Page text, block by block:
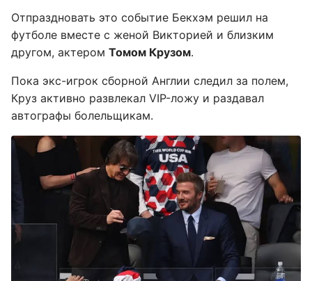
Отпраздновать это событие Бекхэм решил на
футболе вместе с женой Викторией и близким
другом, актером Томом Крузом.
Пока экс-игрок сборной Англии следил за полем,
Круз активно развлекал VIP-ложу и раздавал
автографы болельщикам.